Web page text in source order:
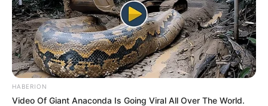
HABERION
Video Of Giant Anaconda Is Going Viral All Over The World.